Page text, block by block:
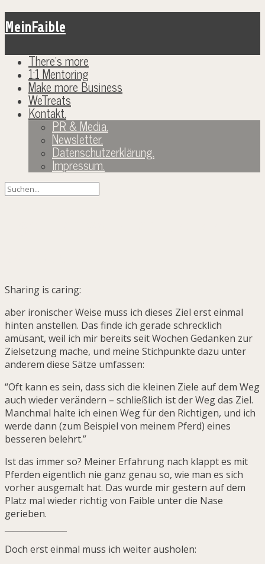
MeinFaible
There’s more
1:1 Mentoring
Make more Business
WeTreats
Kontakt.
PR & Media.
Newsletter.
Datenschutzerklärung.
Impressum.
Sharing is caring:
aber ironischer Weise muss ich dieses Ziel erst einmal
hinten anstellen. Das finde ich gerade schrecklich
amüsant, weil ich mir bereits seit Wochen Gedanken zur
Zielsetzung mache, und meine Stichpunkte dazu unter
anderem diese Sätze umfassen:
“Oft kann es sein, dass sich die kleinen Ziele auf dem Weg
auch wieder verändern – schließlich ist der Weg das Ziel.
Manchmal halte ich einen Weg für den Richtigen, und ich
werde dann (zum Beispiel von meinem Pferd) eines
besseren belehrt.”
Ist das immer so? Meiner Erfahrung nach klappt es mit
Pferden eigentlich nie ganz genau so, wie man es sich
vorher ausgemalt hat. Das wurde mir gestern auf dem
Platz mal wieder richtig von Faible unter die Nase
gerieben.
Doch erst einmal muss ich weiter ausholen: